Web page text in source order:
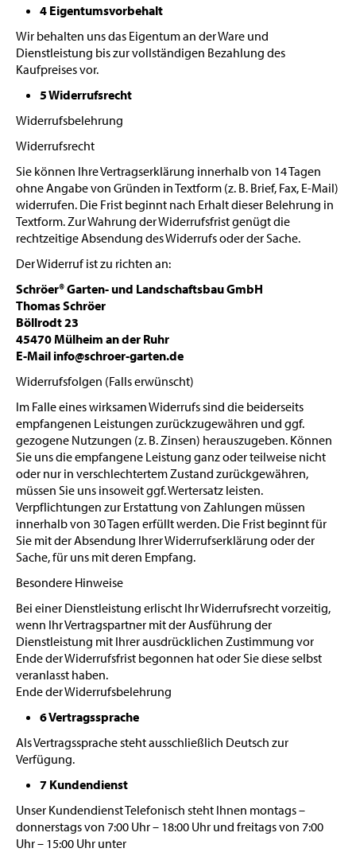
4 Eigentumsvorbehalt
Wir behalten uns das Eigentum an der Ware und
Dienstleistung bis zur vollständigen Bezahlung des
Kaufpreises vor.
5 Widerrufsrecht
Widerrufsbelehrung
Widerrufsrecht
Sie können Ihre Vertragserklärung innerhalb von 14 Tagen
ohne Angabe von Gründen in Textform (z. B. Brief, Fax, E-Mail)
widerrufen. Die Frist beginnt nach Erhalt dieser Belehrung in
Textform. Zur Wahrung der Widerrufsfrist genügt die
rechtzeitige Absendung des Widerrufs oder der Sache.
Der Widerruf ist zu richten an:
Schröer® Garten- und Landschaftsbau GmbH
Thomas Schröer
Böllrodt 23
45470 Mülheim an der Ruhr
E-Mail info@schroer-garten.de
Widerrufsfolgen (Falls erwünscht)
Im Falle eines wirksamen Widerrufs sind die beiderseits
empfangenen Leistungen zurückzugewähren und ggf.
gezogene Nutzungen (z. B. Zinsen) herauszugeben. Können
Sie uns die empfangene Leistung ganz oder teilweise nicht
oder nur in verschlechtertem Zustand zurückgewähren,
müssen Sie uns insoweit ggf. Wertersatz leisten.
Verpflichtungen zur Erstattung von Zahlungen müssen
innerhalb von 30 Tagen erfüllt werden. Die Frist beginnt für
Sie mit der Absendung Ihrer Widerrufserklärung oder der
Sache, für uns mit deren Empfang.
Besondere Hinweise
Bei einer Dienstleistung erlischt Ihr Widerrufsrecht vorzeitig,
wenn Ihr Vertragspartner mit der Ausführung der
Dienstleistung mit Ihrer ausdrücklichen Zustimmung vor
Ende der Widerrufsfrist begonnen hat oder Sie diese selbst
veranlasst haben.
Ende der Widerrufsbelehrung
6 Vertragssprache
Als Vertragssprache steht ausschließlich Deutsch zur
Verfügung.
7 Kundendienst
Unser Kundendienst Telefonisch steht Ihnen montags –
donnerstags von 7:00 Uhr – 18:00 Uhr und freitags von 7:00
Uhr – 15:00 Uhr unter